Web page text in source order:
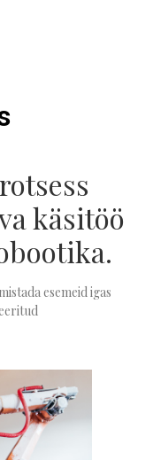
käsitöö
esemeid igas